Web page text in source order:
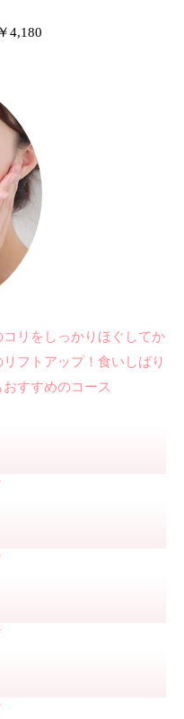
￥4,180
リをしっかりほぐしてか
フトアップ！食いしばり
すすめのコース